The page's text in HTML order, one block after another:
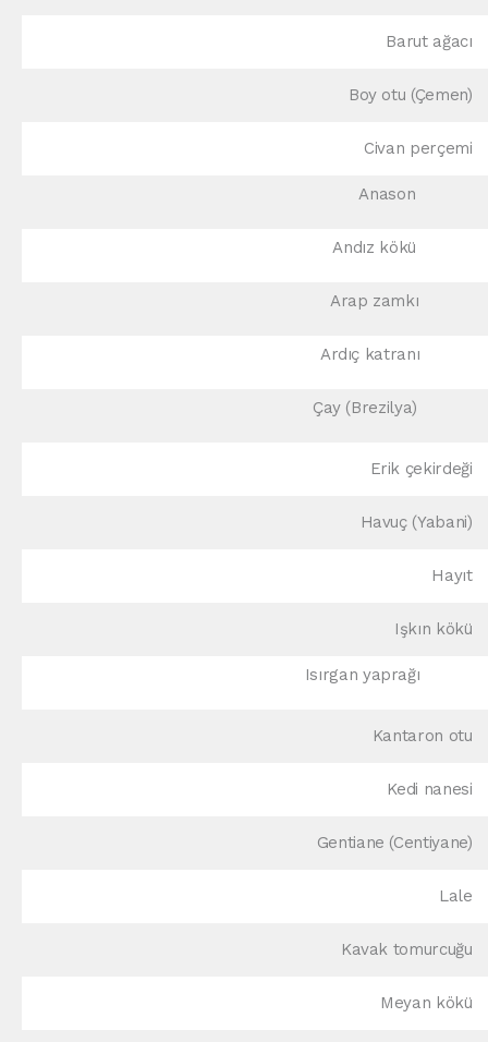
Barut ağacı
Boy otu (Çemen)
Civan perçemi
Anason
Andız kökü
Arap zamkı
Ardıç katranı
Çay (Brezilya)
Erik çekirdeği
Havuç (Yabani)
Hayıt
Işkın kökü
Isırgan yaprağı
Kantaron otu
Kedi nanesi
Gentiane (Centiyane)
Lale
Kavak tomurcuğu
Meyan kökü